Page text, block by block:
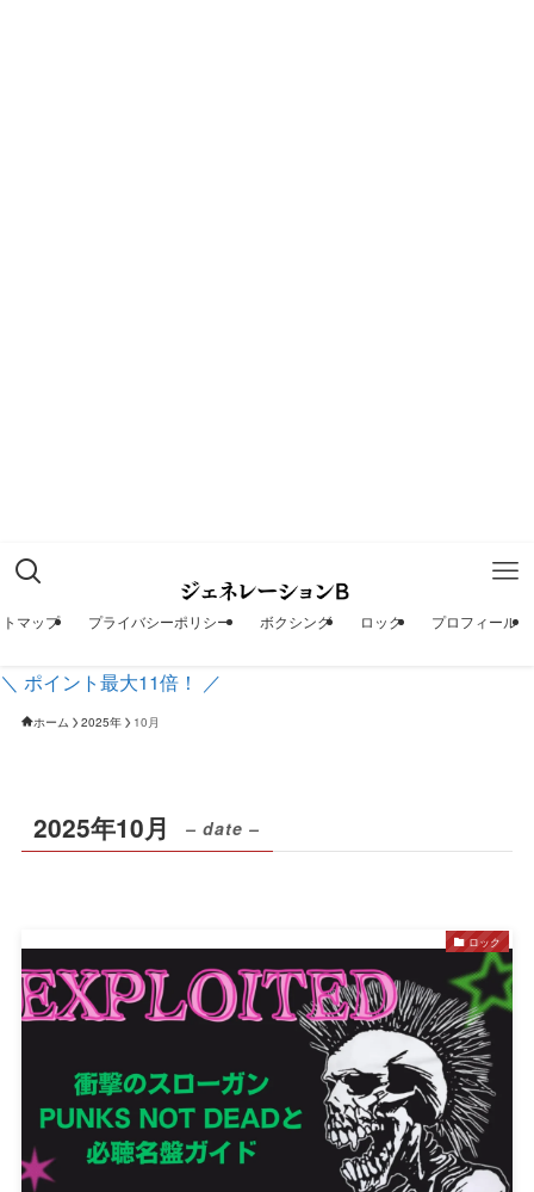
マップ プライバシーポリシー ボクシング ロック プロフィール
＼ ポイント最大11倍！ ／
ホーム 2025年 10月
2025年10月 – date –
ロック